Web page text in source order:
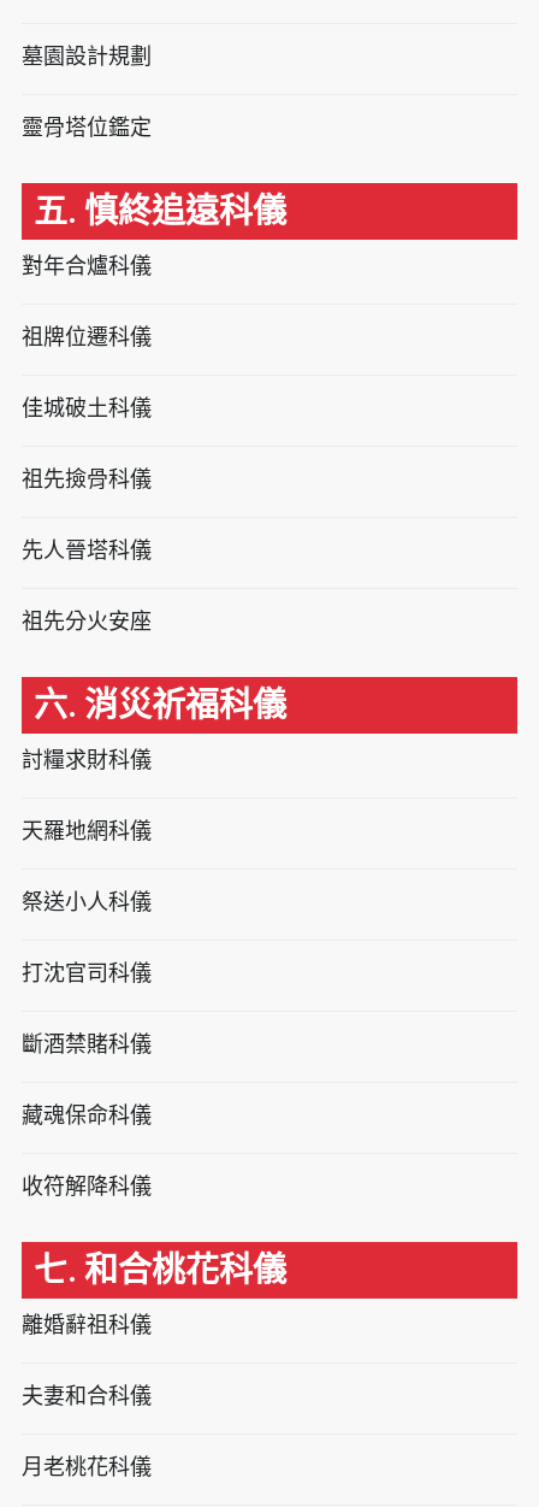
墓園設計規劃
靈骨塔位鑑定
五. 慎終追遠科儀
對年合爐科儀
祖牌位遷科儀
佳城破土科儀
祖先撿骨科儀
先人晉塔科儀
祖先分火安座
六. 消災祈福科儀
討糧求財科儀
天羅地網科儀
祭送小人科儀
打沈官司科儀
斷酒禁賭科儀
藏魂保命科儀
收符解降科儀
七. 和合桃花科儀
離婚辭祖科儀
夫妻和合科儀
月老桃花科儀